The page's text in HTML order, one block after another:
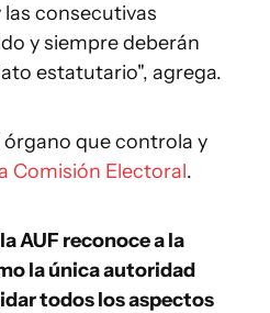
las consecutivas
y siempre deberán
estatutario", agrega.
que controla y
Comisión Electoral.
AUF reconoce a la
la única autoridad
todos los aspectos